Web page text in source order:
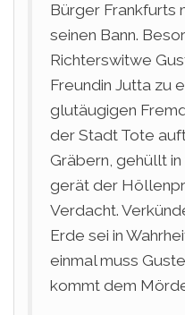
Bürger Frankfurts
seinen Bann.
Richterswitwe
Freundin Jutta zu
glutäugigen
der Stadt Tote
Gräbern, gehüllt
gerät der
Verdacht.
Erde sei in
einmal muss
kommt dem